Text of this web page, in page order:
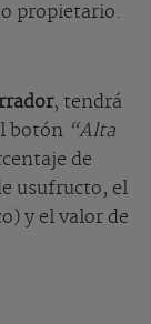
propietario.
, tendrá
botón “Alta
de
usufructo, el
y el valor de